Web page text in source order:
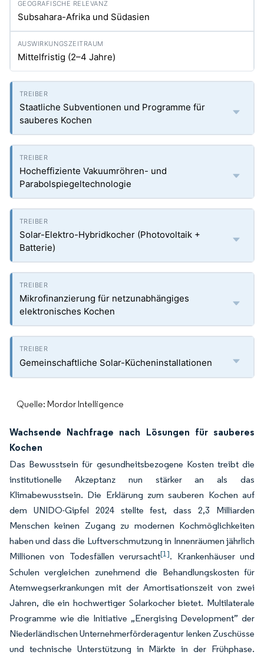
Subsahara-Afrika und Südasien
Mittelfristig (2–4 Jahre)
Staatliche Subventionen und Programme für
sauberes Kochen
Hocheffiziente Vakuumröhren- und
Parabolspiegeltechnologie
Solar-Elektro-Hybridkocher (Photovoltaik +
Batterie)
Mikrofinanzierung für netzunabhängiges
elektronisches Kochen
Gemeinschaftliche Solar-Kücheninstallationen
Quelle: Mordor Intelligence
Wachsende Nachfrage nach Lösungen für sauberes
Kochen
Das Bewusstsein für gesundheitsbezogene Kosten treibt die
institutionelle Akzeptanz nun stärker an als das
Klimabewusstsein. Die Erklärung zum sauberen Kochen auf
dem UNIDO-Gipfel 2024 stellte fest, dass 2,3 Milliarden
Menschen keinen Zugang zu modernen Kochmöglichkeiten
haben und dass die Luftverschmutzung in Innenräumen jährlich
Millionen von Todesfällen verursacht[1]. Krankenhäuser und
Schulen vergleichen zunehmend die Behandlungskosten für
Atemwegserkrankungen mit der Amortisationszeit von zwei
Jahren, die ein hochwertiger Solarkocher bietet. Multilaterale
Programme wie die Initiative „Energising Development” der
Niederländischen Unternehmerförderagentur lenken Zuschüsse
und technische Unterstützung in Märkte in der Frühphase.